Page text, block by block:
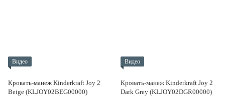
Видео
Кровать-манеж Kinderkraft Joy 2
Beige (KLJOY02BEG00000)
Видео
Кровать-манеж Kinderkraft Joy 2
Dark Grey (KLJOY02DGR00000)